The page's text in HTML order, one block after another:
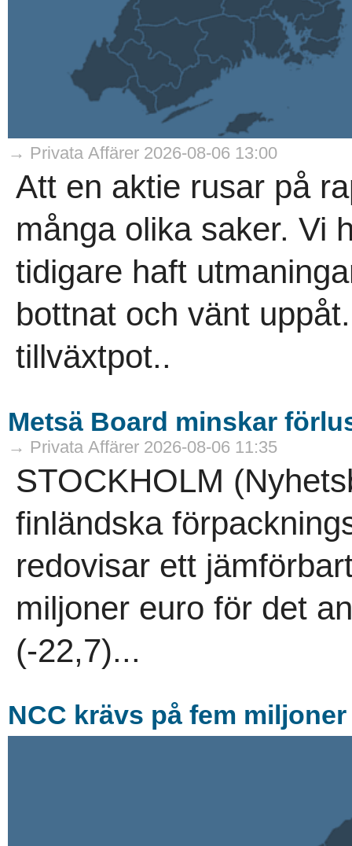
→ Privata Affärer 2026-08-06 13:00
Att en aktie rusar på
många olika saker. Vi
tidigare haft
bottnat och vänt
tillväxtpot..
Metsä Board minskar
→ Privata Affärer 2026-08-06 11:35
STOCKHOLM
finländska
redovisar ett
miljoner euro för det
(-22,7)...
NCC krävs på fem